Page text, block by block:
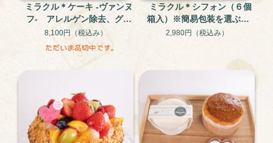
ミラクル＊ケーキ -ヴァンヌ
フ- アレルゲン除去、グル
テンフリー 卵・乳製品・
小麦不使用【5号】
8,100円 （税込み）
ミラクル＊シフォン（６個
箱入）※簡易包装を選ぶと1
個プレゼント！
2,980円 （税込み）